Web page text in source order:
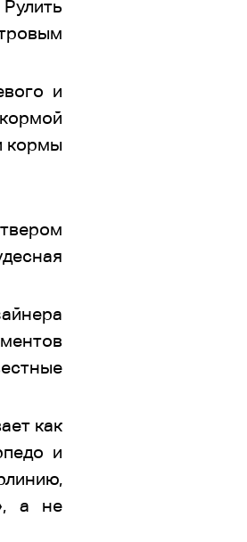
и
кормы
как
и
а не